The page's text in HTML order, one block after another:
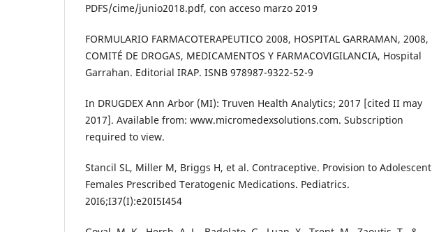
PDFS/cime/junio2018.pdf, con acceso marzo 2019
FORMULARIO FARMACOTERAPEUTICO 2008, HOSPITAL GARRAMAN, 2008,
COMITÉ DE DROGAS, MEDICAMENTOS Y FARMACOVIGILANCIA, Hospital
Garrahan. Editorial IRAP. ISNB 978987-9322-52-9
In DRUGDEX Ann Arbor (MI): Truven Health Analytics; 2017 [cited II may
2017]. Available from: www.micromedexsolutions.com. Subscription
required to view.
Stancil SL, Miller M, Briggs H, et al. Contraceptive. Provision to Adolescent
Females Prescribed Teratogenic Medications. Pediatrics.
20I6;I37(I):e20I5I454